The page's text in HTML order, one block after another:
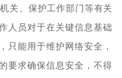
关、保护工作部门等有关
人员对于在关键信息基础
只能用于维护网络安全，
要求确保信息安全，不得